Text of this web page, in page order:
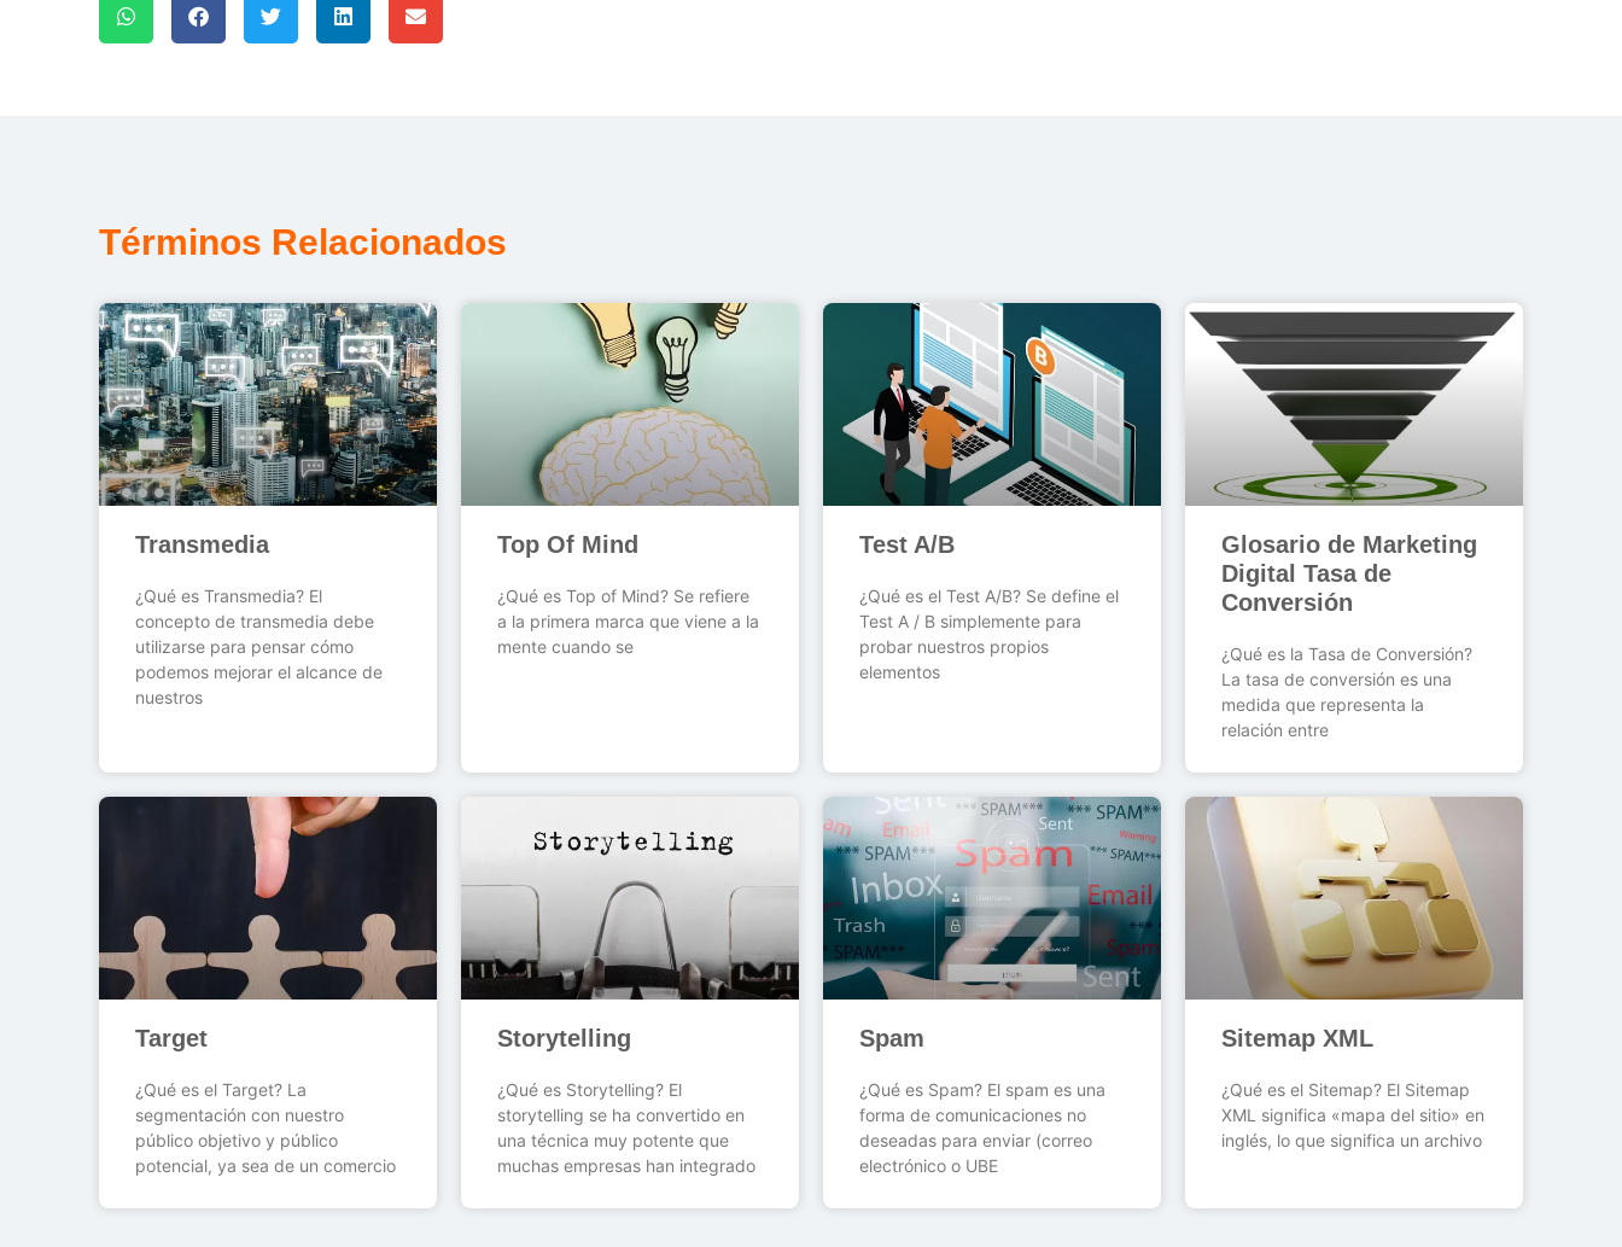
Términos Relacionados
Transmedia
¿Qué es Transmedia? El
concepto de transmedia debe
utilizarse para pensar cómo
podemos mejorar el alcance de
nuestros
Top Of Mind
¿Qué es Top of Mind? Se refiere
a la primera marca que viene a la
mente cuando se
Test A/B
¿Qué es el Test A/B? Se define el
Test A / B simplemente para
probar nuestros propios
elementos
Glosario de Marketing
Digital Tasa de
Conversión
¿Qué es la Tasa de Conversión?
La tasa de conversión es una
medida que representa la
relación entre
Target
¿Qué es el Target? La
segmentación con nuestro
público objetivo y público
potencial, ya sea de un comercio
Storytelling
¿Qué es Storytelling? El
storytelling se ha convertido en
una técnica muy potente que
muchas empresas han integrado
Spam
¿Qué es Spam? El spam es una
forma de comunicaciones no
deseadas para enviar (correo
electrónico o UBE
Sitemap XML
¿Qué es el Sitemap? El Sitemap
XML significa «mapa del sitio» en
inglés, lo que significa un archivo